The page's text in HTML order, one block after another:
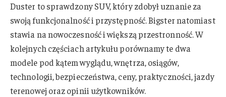
Duster to sprawdzony SUV, który zdobył uznanie za
swoją funkcjonalność i przystępność. Bigster natomiast
stawia na nowoczesność i większą przestronność. W
kolejnych częściach artykułu porównamy te dwa
modele pod kątem wyglądu, wnętrza, osiągów,
technologii, bezpieczeństwa, ceny, praktyczności, jazdy
terenowej oraz opinii użytkowników.